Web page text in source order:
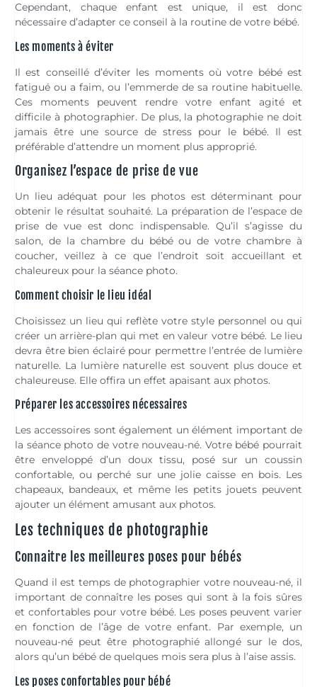
Cependant, chaque enfant est unique, il est donc
nécessaire d’adapter ce conseil à la routine de votre bébé.
Les moments à éviter
Il est conseillé d’éviter les moments où votre bébé est
fatigué ou a faim, ou l’emmerde de sa routine habituelle.
Ces moments peuvent rendre votre enfant agité et
difficile à photographier. De plus, la photographie ne doit
jamais être une source de stress pour le bébé. Il est
préférable d’attendre un moment plus approprié.
Organisez l’espace de prise de vue
Un lieu adéquat pour les photos est déterminant pour
obtenir le résultat souhaité. La préparation de l’espace de
prise de vue est donc indispensable. Qu’il s’agisse du
salon, de la chambre du bébé ou de votre chambre à
coucher, veillez à ce que l’endroit soit accueillant et
chaleureux pour la séance photo.
Comment choisir le lieu idéal
Choisissez un lieu qui reflète votre style personnel ou qui
créer un arrière-plan qui met en valeur votre bébé. Le lieu
devra être bien éclairé pour permettre l’entrée de lumière
naturelle. La lumière naturelle est souvent plus douce et
chaleureuse. Elle offira un effet apaisant aux photos.
Préparer les accessoires nécessaires
Les accessoires sont également un élément important de
la séance photo de votre nouveau-né. Votre bébé pourrait
être enveloppé d’un doux tissu, posé sur un coussin
confortable, ou perché sur une jolie caisse en bois. Les
chapeaux, bandeaux, et même les petits jouets peuvent
ajouter un élément amusant aux photos.
Les techniques de photographie
Connaitre les meilleures poses pour bébés
Quand il est temps de photographier votre nouveau-né, il
important de connaître les poses qui sont à la fois sûres
et confortables pour votre bébé. Les poses peuvent varier
en fonction de l’âge de votre enfant. Par exemple, un
nouveau-né peut être photographié allongé sur le dos,
alors qu’un bébé de quelques mois sera plus à l’aise assis.
Les poses confortables pour bébé